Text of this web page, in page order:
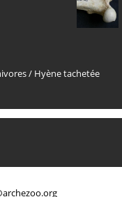
/ Hyène tachetée